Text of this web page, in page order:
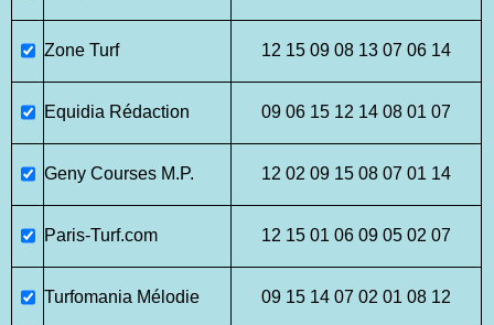
Zone Turf 12 15 09 08 13 07 06 14
Equidia Rédaction 09 06 15 12 14 08 01 07
Geny Courses M.P. 12 02 09 15 08 07 01 14
Paris-Turf.com 12 15 01 06 09 05 02 07
Turfomania Mélodie 09 15 14 07 02 01 08 12